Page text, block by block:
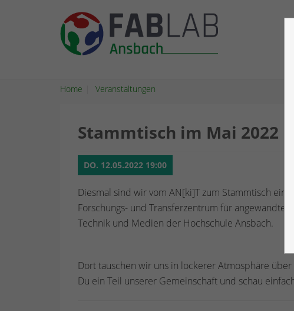
Home Veranstaltungen
Stammtisch im Mai 2022
DO. 12.05.2022 19:00
Diesmal sind wir vom AN[ki]T zum Stammtisch
Forschungs- und Transferzentrum für angewandte
Technik und Medien der Hochschule Ansbach.
Dort tauschen wir uns in lockerer Atmosphäre
Du ein Teil unserer Gemeinschaft und schau